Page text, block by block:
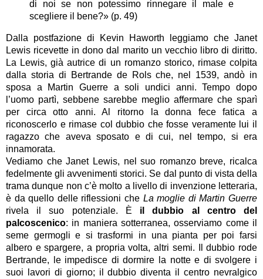
di noi se non potessimo rinnegare il male e
scegliere il bene?» (p. 49)
Dalla postfazione di Kevin Haworth leggiamo che Janet
Lewis ricevette in dono dal marito un vecchio libro di diritto.
La Lewis, già autrice di un romanzo storico, rimase colpita
dalla storia di Bertrande de Rols che, nel 1539, andò in
sposa a Martin Guerre a soli undici anni. Tempo dopo
l’uomo partì, sebbene sarebbe meglio affermare che sparì
per circa otto anni. Al ritorno la donna fece fatica a
riconoscerlo e rimase col dubbio che fosse veramente lui il
ragazzo che aveva sposato e di cui, nel tempo, si era
innamorata.
Vediamo che Janet Lewis, nel suo romanzo breve, ricalca
fedelmente gli avvenimenti storici. Se dal punto di vista della
trama dunque non c’è molto a livello di invenzione letteraria,
è da quello delle riflessioni che La moglie di Martin Guerre
rivela il suo potenziale. È il dubbio al centro del
palcoscenico: in maniera sotterranea, osserviamo come il
seme germogli e si trasformi in una pianta per poi farsi
albero e spargere, a propria volta, altri semi. Il dubbio rode
Bertrande, le impedisce di dormire la notte e di svolgere i
suoi lavori di giorno; il dubbio diventa il centro nevralgico